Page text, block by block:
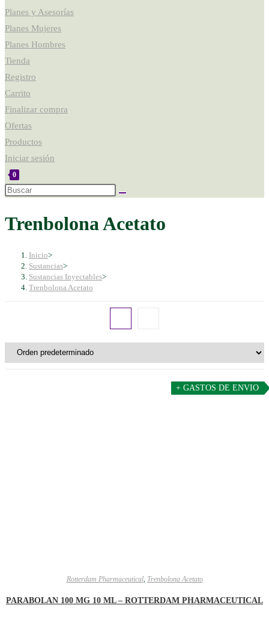
Planes y Asesorías
Planes Mujeres
Planes Hombres
Tienda
Registro
Carrito
Finalizar compra
Ofertas
Productos
Iniciar sesión
0
Trenbolona Acetato
Inicio>
Sustancias>
Sustancias Inyectables>
Trenbolona Acetato
+ GASTOS DE ENVIO
Rotterdam Pharmaceutical, Trenbolona Acetato
PARABOLAN 100 MG 10 ML – ROTTERDAM PHARMACEUTICAL